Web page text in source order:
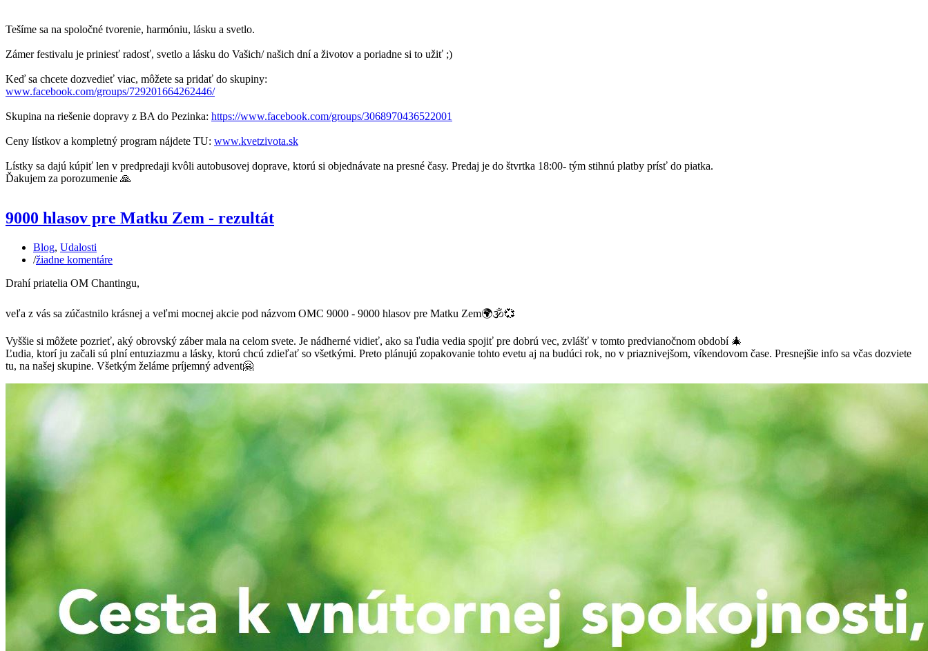
Tešíme sa na spoločné tvorenie, harmóniu, lásku a svetlo.
Zámer festivalu je priniesť radosť, svetlo a lásku do Vašich/ našich dní a životov a poriadne si to užiť ;)
Keď sa chcete dozvedieť viac, môžete sa pridať do skupiny:
www.facebook.com/groups/729201664262446/
Skupina na riešenie dopravy z BA do Pezinka: https://www.facebook.com/groups/3068970436522001
Ceny lístkov a kompletný program nájdete TU: www.kvetzivota.sk
Lístky sa dajú kúpiť len v predpredaji kvôli autobusovej doprave, ktorú si objednávate na presné časy. Predaj je do štvrtka 18:00- tým stihnú platby prísť do piatka.
Ďakujem za porozumenie 🙏
9000 hlasov pre Matku Zem - rezultát
Blog, Udalosti
/žiadne komentáre
Drahí priatelia OM Chantingu,
veľa z vás sa zúčastnilo krásnej a veľmi mocnej akcie pod názvom OMC 9000 - 9000 hlasov pre Matku Zem🌍🕉💞
Vyššie si môžete pozrieť, aký obrovský záber mala na celom svete. Je nádherné vidieť, ako sa ľudia vedia spojiť pre dobrú vec, zvlášť v tomto predvianočnom období 🎄
Ľudia, ktorí ju začali sú plní entuziazmu a lásky, ktorú chcú zdieľať so všetkými. Preto plánujú zopakovanie tohto evetu aj na budúci rok, no v priaznivejšom, víkendovom čase. Presnejšie info sa včas dozviete
tu, na našej skupine. Všetkým želáme príjemný advent🤗